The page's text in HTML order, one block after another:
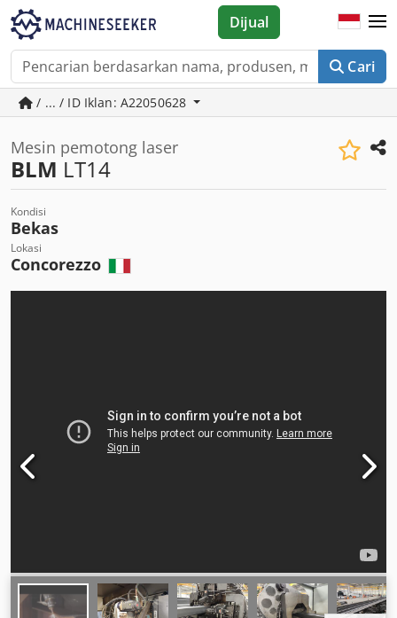
Cari
Dijual
/ ... / ID Iklan: A22050628
Mesin pemotong laser
BLM LT14
Kondisi
Bekas
Lokasi
Concorezzo